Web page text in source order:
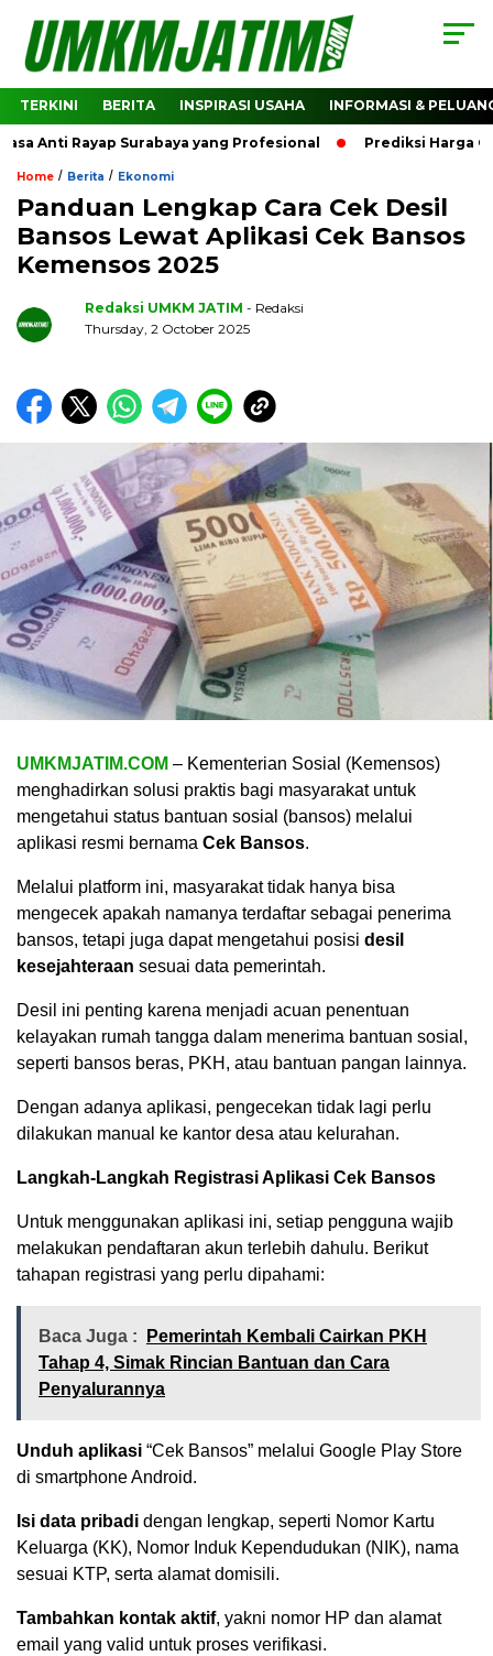
TERKINI BERITA INSPIRASI USAHA INFORMASI &
Anti Rayap Surabaya yang Profesional Prediksi Harga
Home / Berita / Ekonomi
Panduan Lengkap Cara Cek Desil
Bansos Lewat Aplikasi Cek Bansos
Kemensos 2025
Redaksi UMKM JATIM - Redaksi
Thursday, 2 October 2025
UMKMJATIM.COM – Kementerian Sosial (Kemensos)
menghadirkan solusi praktis bagi masyarakat untuk
mengetahui status bantuan sosial (bansos) melalui
aplikasi resmi bernama Cek Bansos.
Melalui platform ini, masyarakat tidak hanya bisa
mengecek apakah namanya terdaftar sebagai penerima
bansos, tetapi juga dapat mengetahui posisi desil
kesejahteraan sesuai data pemerintah.
Desil ini penting karena menjadi acuan penentuan
kelayakan rumah tangga dalam menerima bantuan sosial,
seperti bansos beras, PKH, atau bantuan pangan lainnya.
Dengan adanya aplikasi, pengecekan tidak lagi perlu
dilakukan manual ke kantor desa atau kelurahan.
Langkah-Langkah Registrasi Aplikasi Cek Bansos
Untuk menggunakan aplikasi ini, setiap pengguna wajib
melakukan pendaftaran akun terlebih dahulu. Berikut
tahapan registrasi yang perlu dipahami:
Baca Juga :
Pemerintah Kembali Cairkan PKH
Tahap 4, Simak Rincian Bantuan dan Cara
Penyalurannya
Unduh aplikasi “Cek Bansos” melalui Google Play Store
di smartphone Android.
Isi data pribadi dengan lengkap, seperti Nomor Kartu
Keluarga (KK), Nomor Induk Kependudukan (NIK), nama
sesuai KTP, serta alamat domisili.
Tambahkan kontak aktif, yakni nomor HP dan alamat
email yang valid untuk proses verifikasi.